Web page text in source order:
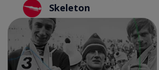
Skeleton
Skoki narciarskie
Audio
Player